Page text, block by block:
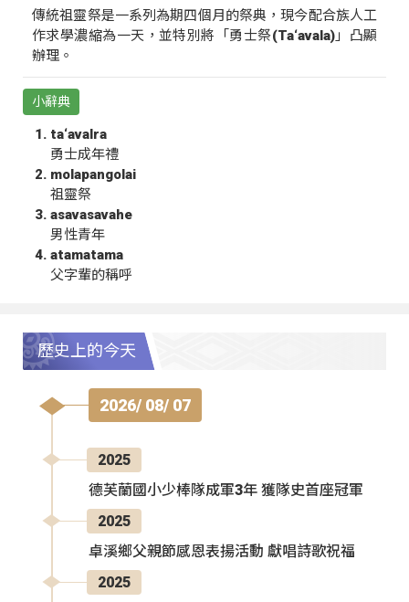
傳統祖靈祭是一系列為期四個月的祭典，現今配合族人工
作求學濃縮為一天，並特別將「勇士祭(Ta‘avala)」凸顯
辦理。
小辭典
ta‘avalra
勇士成年禮
molapangolai
祖靈祭
asavasavahe
男性青年
atamatama
父字輩的稱呼
歷史上的今天
2026/ 08/ 07
2025
德芙蘭國小少棒隊成軍3年 獲隊史首座冠軍
2025
卓溪鄉父親節感恩表揚活動 獻唱詩歌祝福
2025